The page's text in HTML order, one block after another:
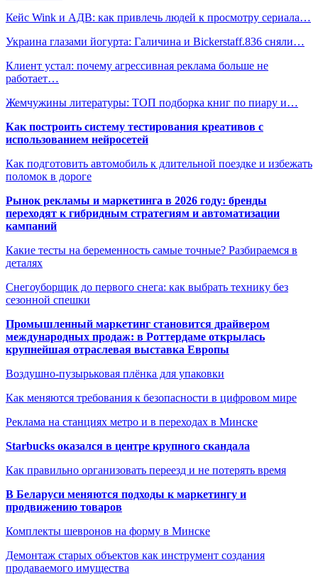
Кейс Wink и АДВ: как привлечь людей к просмотру сериала…
Украина глазами йогурта: Галичина и Bickerstaff.836 сняли…
Клиент устал: почему агрессивная реклама больше не
работает…
Жемчужины литературы: ТОП подборка книг по пиару и…
Как построить систему тестирования креативов с
использованием нейросетей
Как подготовить автомобиль к длительной поездке и избежать
поломок в дороге
Рынок рекламы и маркетинга в 2026 году: бренды
переходят к гибридным стратегиям и автоматизации
кампаний
Какие тесты на беременность самые точные? Разбираемся в
деталях
Снегоуборщик до первого снега: как выбрать технику без
сезонной спешки
Промышленный маркетинг становится драйвером
международных продаж: в Роттердаме открылась
крупнейшая отраслевая выставка Европы
Воздушно-пузырьковая плёнка для упаковки
Как меняются требования к безопасности в цифровом мире
Реклама на станциях метро и в переходах в Минске
Starbucks оказался в центре крупного скандала
Как правильно организовать переезд и не потерять время
В Беларуси меняются подходы к маркетингу и
продвижению товаров
Комплекты шевронов на форму в Минске
Демонтаж старых объектов как инструмент создания
продаваемого имущества